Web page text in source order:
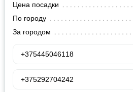
Цена посадки
По городу
За городом
+375445046118
+375292704242